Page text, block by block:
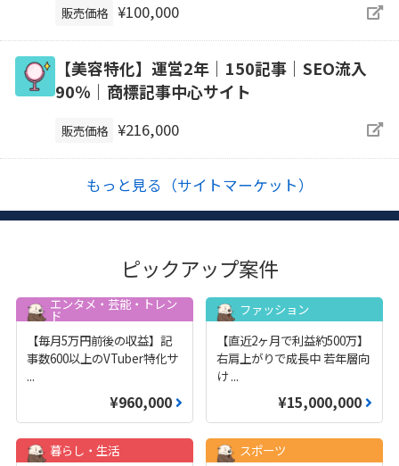
販売価格 ¥100,000
【美容特化】運営2年｜150記事｜SEO流入
90％｜商標記事中心サイト
販売価格 ¥216,000
もっと見る（サイトマーケット）
ピックアップ案件
エンタメ・芸能・トレン
ド
【毎月5万円前後の収益】記
事数600以上のVTuber特化サ
...
¥960,000
ファッション
【直近2ヶ月で利益約500万】
右肩上がりで成長中 若年層向
け...
¥15,000,000
暮らし・生活 スポーツ